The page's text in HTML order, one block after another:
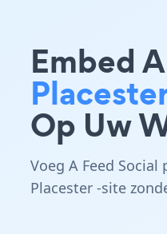
Embed
Op Uw
Voeg A Feed
Placester -site